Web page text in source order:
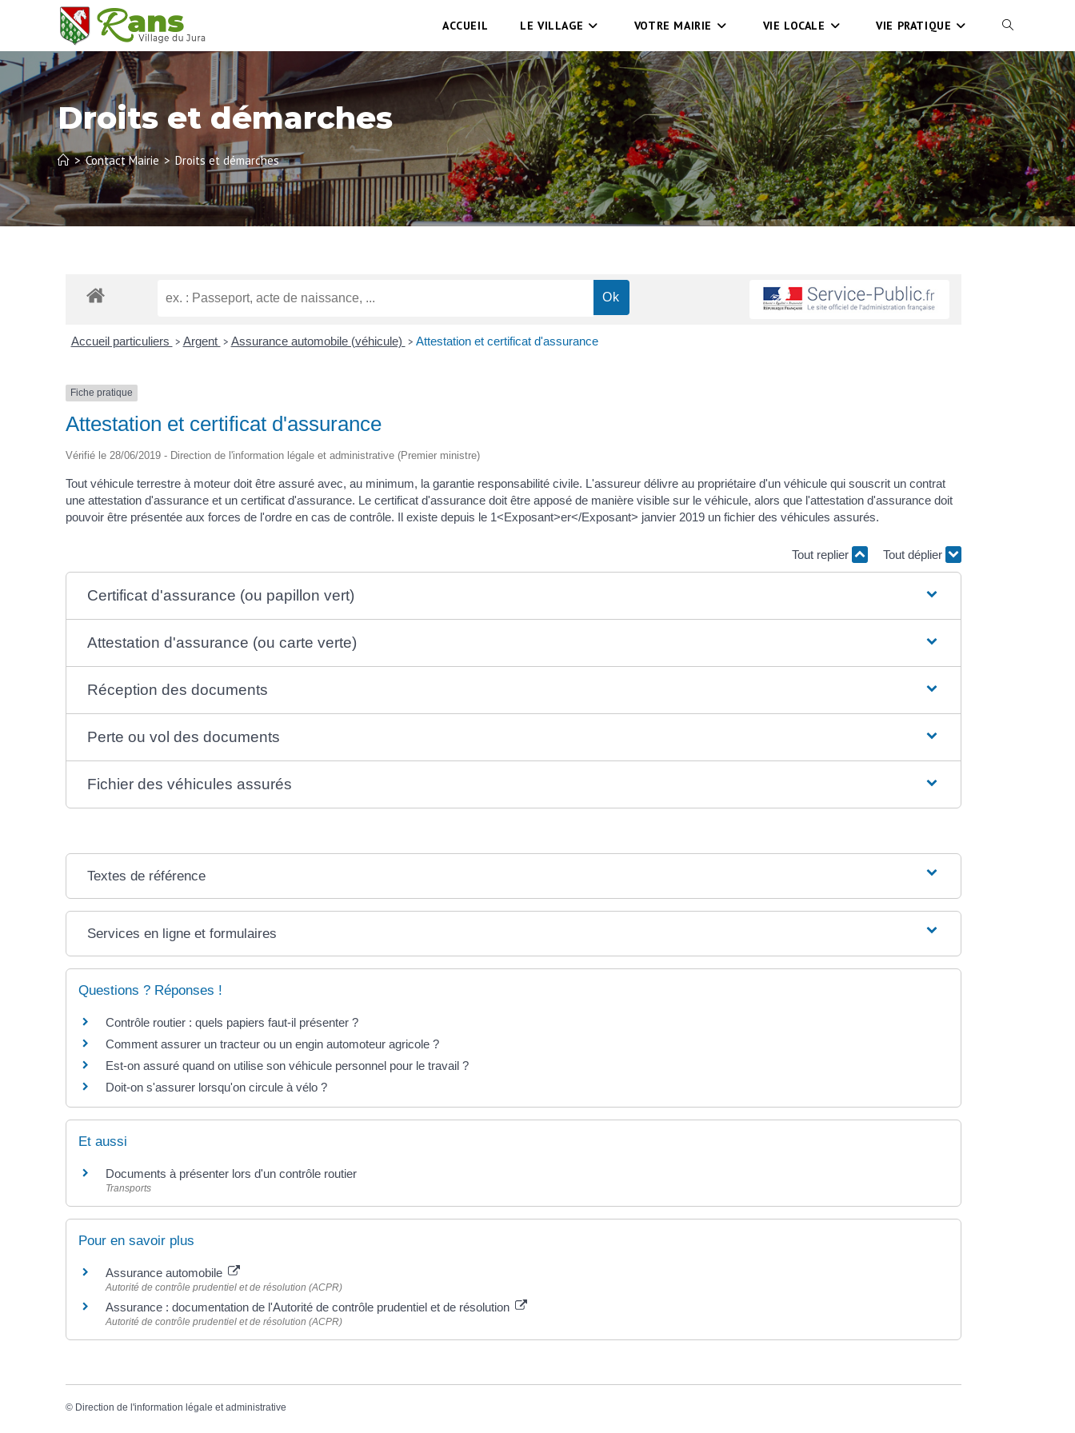
ACCUEIL LE VILLAGE VOTRE MAIRIE VIE LOCALE VIE PRATIQUE
Droits et démarches
> Contact Mairie > Droits et démarches
Accueil particuliers > Argent > Assurance automobile (véhicule) > Attestation et certificat d'assurance
Fiche pratique
Attestation et certificat d'assurance
Vérifié le 28/06/2019 - Direction de l'information légale et administrative (Premier ministre)
Tout véhicule terrestre à moteur doit être assuré avec, au minimum, la garantie responsabilité civile. L'assureur délivre au propriétaire d'un véhicule qui souscrit un contrat
une attestation d'assurance et un certificat d'assurance. Le certificat d'assurance doit être apposé de manière visible sur le véhicule, alors que l'attestation d'assurance doit
pouvoir être présentée aux forces de l'ordre en cas de contrôle. Il existe depuis le 1<Exposant>er</Exposant> janvier 2019 un fichier des véhicules assurés.
Tout replier Tout déplier
Certificat d'assurance (ou papillon vert)
Attestation d'assurance (ou carte verte)
Réception des documents
Perte ou vol des documents
Fichier des véhicules assurés
Textes de référence
Services en ligne et formulaires
Questions ? Réponses !
Contrôle routier : quels papiers faut-il présenter ?
Comment assurer un tracteur ou un engin automoteur agricole ?
Est-on assuré quand on utilise son véhicule personnel pour le travail ?
Doit-on s'assurer lorsqu'on circule à vélo ?
Et aussi
Documents à présenter lors d'un contrôle routier
Transports
Pour en savoir plus
Assurance automobile
Autorité de contrôle prudentiel et de résolution (ACPR)
Assurance : documentation de l'Autorité de contrôle prudentiel et de résolution
Autorité de contrôle prudentiel et de résolution (ACPR)
© Direction de l'information légale et administrative